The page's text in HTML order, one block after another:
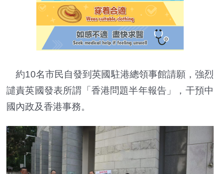
約10名市民自發到英國駐港總領事館請願，強烈
譴責英國發表所謂「香港問題半年報告」，干預中
國內政及香港事務。